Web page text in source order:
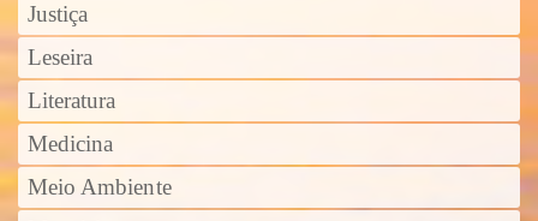
Justiça
Leseira
Literatura
Medicina
Meio Ambiente